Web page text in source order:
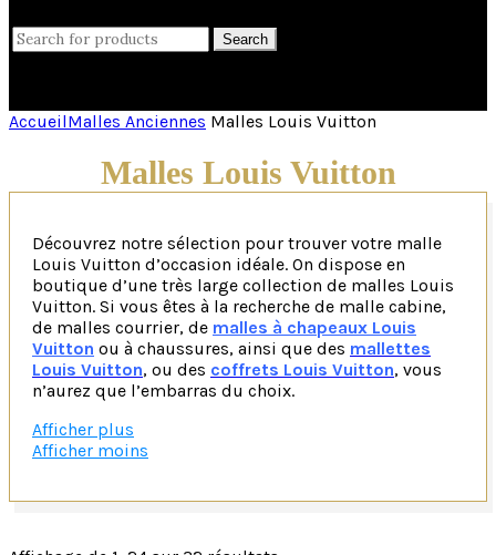
Search
for:
Search
AccueilMalles Anciennes Malles Louis Vuitton
Malles Louis Vuitton
Découvrez notre sélection pour trouver votre malle
Louis Vuitton d’occasion idéale. On dispose en
boutique d’une très large collection de malles Louis
Vuitton. Si vous êtes à la recherche de malle cabine,
de malles courrier, de malles à chapeaux Louis
Vuitton ou à chaussures, ainsi que des mallettes
Louis Vuitton, ou des coffrets Louis Vuitton, vous
n’aurez que l’embarras du choix.
Les malles Louis Vuitton, symboles intemporels du
Afficher plus
Afficher moins